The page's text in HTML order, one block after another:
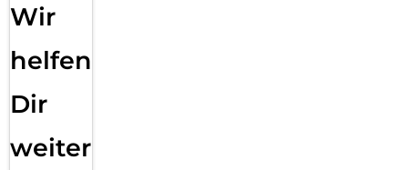
Wir
helfen
Dir
weiter